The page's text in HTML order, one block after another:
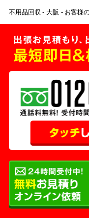
不用品回収 大阪 お客様
出張お見積もり
最短即日